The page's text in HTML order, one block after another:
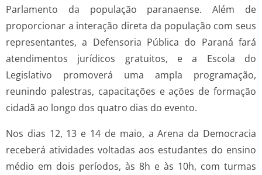
Parlamento da população paranaense. Além de
proporcionar a interação direta da população com seus
representantes, a Defensoria Pública do Paraná fará
atendimentos jurídicos gratuitos, e a Escola do
Legislativo promoverá uma ampla programação,
reunindo palestras, capacitações e ações de formação
cidadã ao longo dos quatro dias do evento.
Nos dias 12, 13 e 14 de maio, a Arena da Democracia
receberá atividades voltadas aos estudantes do ensino
médio em dois períodos, às 8h e às 10h, com turmas